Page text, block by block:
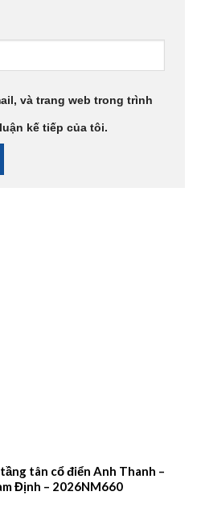
và trang web trong trình
kế tiếp của tôi.
tân cổ điển Anh Thanh –
Định – 2026NM660